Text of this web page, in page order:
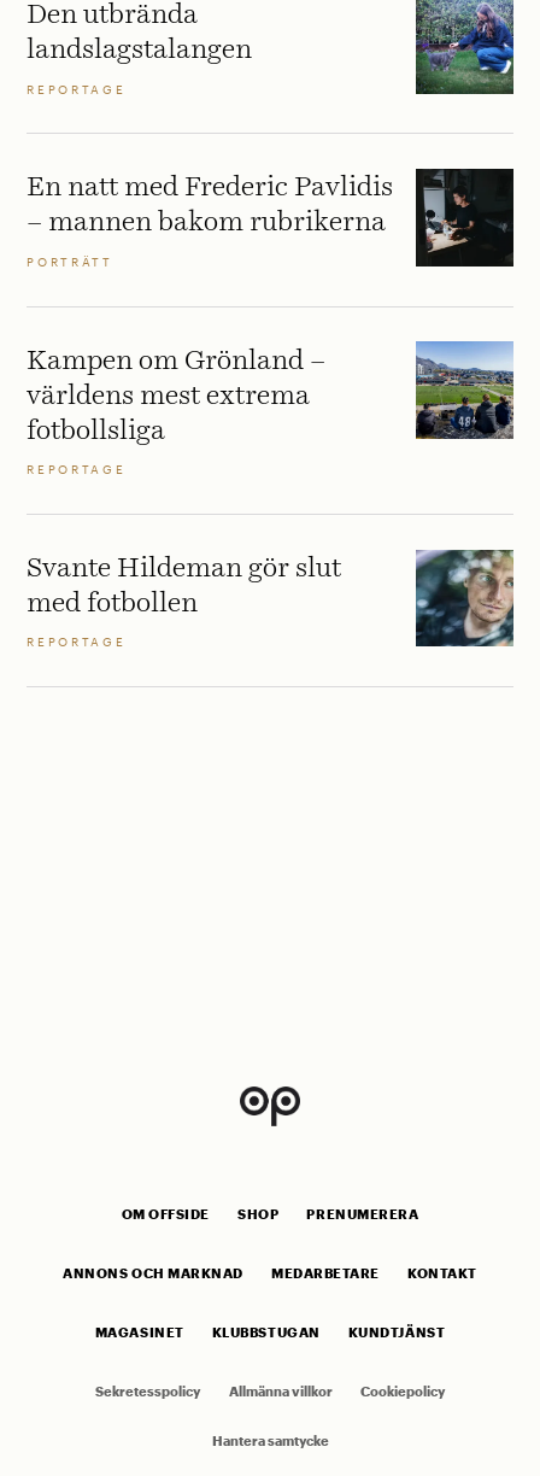
Den utbrända
landslagstalangen
REPORTAGE
En natt med Frederic Pavlidis
– mannen bakom rubrikerna
PORTRÄTT
Kampen om Grönland –
världens mest extrema
fotbollsliga
REPORTAGE
Svante Hildeman gör slut
med fotbollen
REPORTAGE
OM OFFSIDE SHOP PRENUMERERA
ANNONS OCH MARKNAD MEDARBETARE KONTAKT
MAGASINET KLUBBSTUGAN KUNDTJÄNST
Sekretesspolicy Allmänna villkor Cookiepolicy
Hantera samtycke